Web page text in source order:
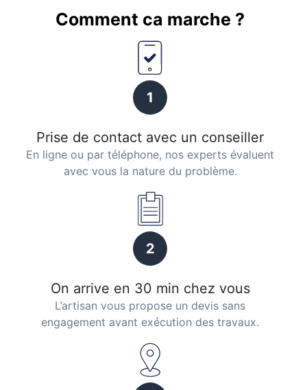
Comment ca marche ?
1
Prise de contact avec un conseiller
En ligne ou par téléphone, nos experts évaluent
avec vous la nature du problème.
2
On arrive en 30 min chez vous
L’artisan vous propose un devis sans
engagement avant exécution des travaux.